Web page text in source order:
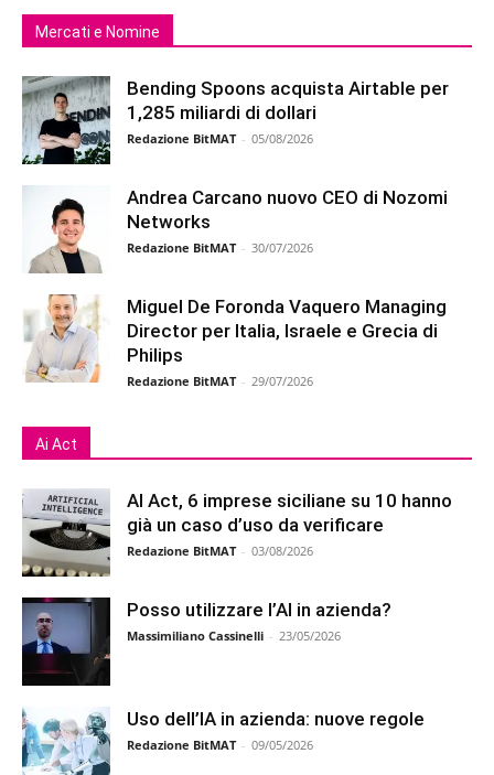
Mercati e Nomine
Bending Spoons acquista Airtable per
1,285 miliardi di dollari
Redazione BitMAT - 05/08/2026
Andrea Carcano nuovo CEO di Nozomi
Networks
Redazione BitMAT - 30/07/2026
Miguel De Foronda Vaquero Managing
Director per Italia, Israele e Grecia di
Philips
Redazione BitMAT - 29/07/2026
Ai Act
AI Act, 6 imprese siciliane su 10 hanno
già un caso d’uso da verificare
Redazione BitMAT - 03/08/2026
Posso utilizzare l’AI in azienda?
Massimiliano Cassinelli - 23/05/2026
Uso dell’IA in azienda: nuove regole
Redazione BitMAT - 09/05/2026